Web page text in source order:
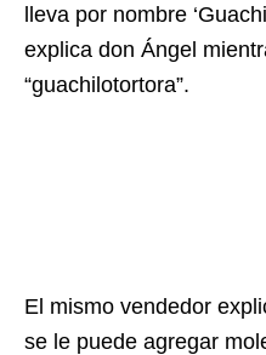
lleva por nombre
explica don Ángel
“guachilotortora”.
El mismo vendedor
se le puede agregar